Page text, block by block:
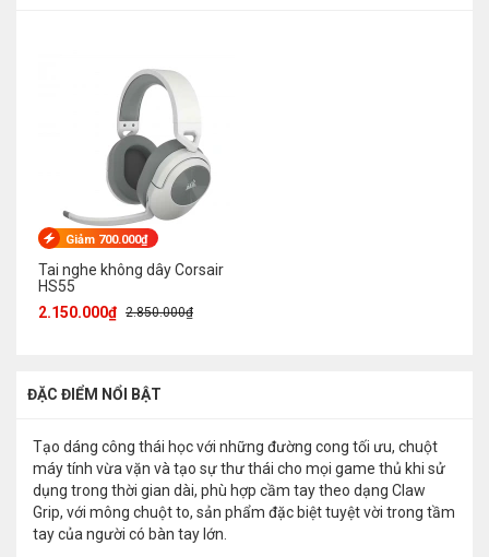
Giảm 700.000₫
Tai nghe không dây Corsair
HS55
2.150.000₫ 2.850.000₫
ĐẶC ĐIỂM NỔI BẬT
Tạo dáng công thái học với những đường cong tối ưu, chuột
máy tính vừa vặn và tạo sự thư thái cho mọi game thủ khi sử
dụng trong thời gian dài, phù hợp cầm tay theo dạng Claw
Grip, với mông chuột to, sản phẩm đặc biệt tuyệt vời trong tầm
tay của người có bàn tay lớn.